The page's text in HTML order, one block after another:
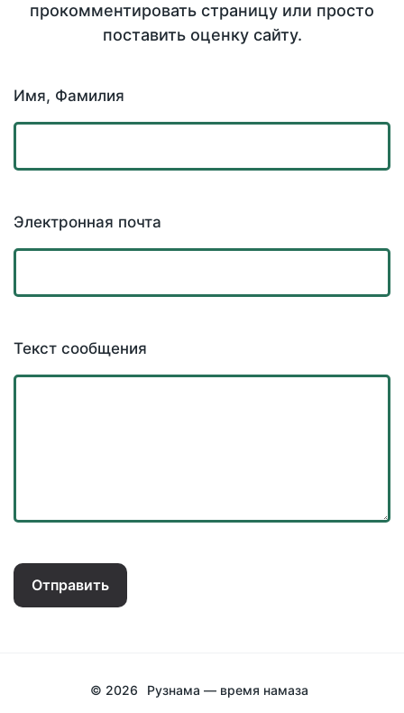
прокомментировать страницу или просто
поставить оценку сайту.
Имя, Фамилия
Электронная почта
Текст сообщения
Отправить
© 2026 Рузнама — время намаза